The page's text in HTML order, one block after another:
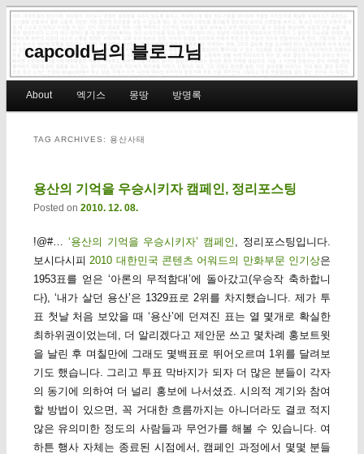
capcold님의 블로그님
Skip to primary content
Skip to secondary content
About 엑기스 몽땅 방명록
TAG ARCHIVES: 용산사태
용산의 기억을 우승시키자 캠페인, 정리포스팅
Posted on 2010. 12. 08.
!@#… ‘용산의 기억을 우승시키자’ 캠페인
, 정리포스팅입니다.
보시다시피 2010 대한민국 콘텐츠 어워드의 만화부문 인기상은
1953표를 얻은 ‘아론의 무적함대’에 돌아갔고(우승작 축하합니
다), ‘내가 살던 용산’은 1329표로 2위를 차지했습니다. 제가 투
표 첫날 처음 보았을 때 ‘용산’에 던져진 표는 열 몇개로 확실한
최하위권이었는데, 더 알리겠다고 제안문 쓰고 몇차례 홍보트윗
을 날린 후 며칠만에 그래도 몇백표로 뛰어오르며 1위를 달려보
기도 했습니다. 그리고 투표 막바지가 되자 더 많은 분들이 각자
의 동기에 의하여 더 널리 홍보에 나서셨죠. 시의적 계기와 참여
할 방법이 있으면, 꼭 거대한 흐름까지는 아니더라도 결코 적지
않은 유의미한 정도의 사람들과 무언가를 해볼 수 있습니다. 여
하튼 행사 자체는 종료된 시점에서, 캠페인 과정에서 몇몇 분들